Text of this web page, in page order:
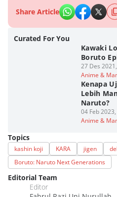
Share Article
Curated For You
Kawaki
Boruto
27 Des
Anime &
Kenapa
Lebih
Naruto?
04 Feb
Anime &
Topics
kashin koji KARA jigen
Boruto: Naruto Next Generations
Editorial Team
Editor